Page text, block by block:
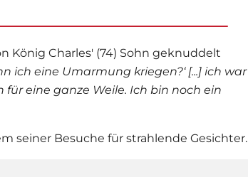
König Charles' (74) Sohn geknuddelt
ich eine Umarmung kriegen?‘ [...] ich war
eine ganze Weile. Ich bin noch ein
seiner Besuche für strahlende Gesichter.